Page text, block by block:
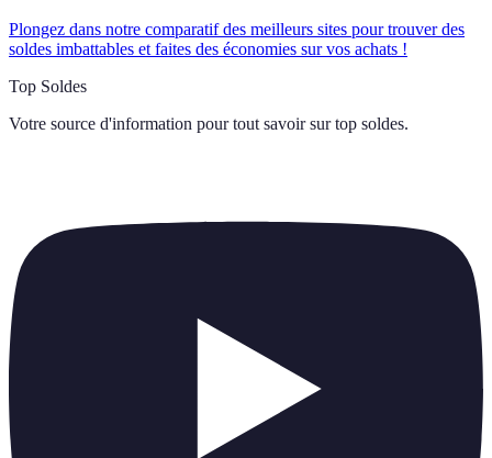
Plongez dans notre comparatif des meilleurs sites pour trouver des
soldes imbattables et faites des économies sur vos achats !
Top Soldes
Votre source d'information pour tout savoir sur top soldes.